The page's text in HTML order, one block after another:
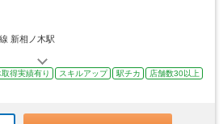
新相ノ木駅
得実績有り スキルアップ 駅チカ
店舗数30以上